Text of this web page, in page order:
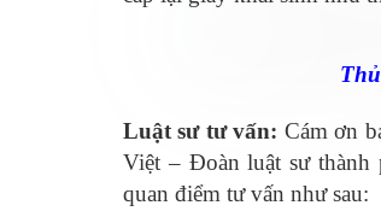
Thủ tục cấp
Luật sư tư vấn: Cám ơn
Việt – Đoàn luật sư
quan điểm tư vấn như sau: